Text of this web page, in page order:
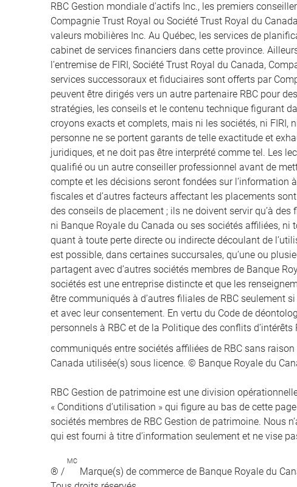
RBC Gestion mondiale d’actifs Inc., les premiers
Compagnie Trust Royal ou Société Trust Royal du
valeurs mobilières Inc. Au Québec, les services de
cabinet de services financiers dans cette province.
l’entremise de FIRI, Société Trust Royal du Canada,
services successoraux et fiduciaires sont offerts par
peuvent être dirigés vers un autre partenaire RBC pour
stratégies, les conseils et le contenu technique figurant
croyons exacts et complets, mais ni les sociétés, ni FIRI,
personne ne se portent garants de telle exactitude et
juridiques, et ne doit pas être interprété comme tel. Les
qualifié ou un autre conseiller professionnel avant de
compte et les décisions seront fondées sur l’information
fiscales et d’autres facteurs affectant les placements
des conseils de placement ; ils ne doivent servir qu’à
ni Banque Royale du Canada ou ses sociétés affiliées,
quant à toute perte directe ou indirecte découlant de
est possible, dans certaines succursales, qu’une ou
partagent avec d’autres sociétés membres de Banque
sociétés est une entreprise distincte et que les
être communiqués à d’autres filiales de RBC seulement
et avec leur consentement. En vertu du Code de
personnels à RBC et de la Politique des conflits
communiqués entre sociétés affiliées de RBC sans
Canada utilisée(s) sous licence. © Banque Royale du
RBC Gestion de patrimoine est une division
« Conditions d’utilisation » qui figure au bas de cette
sociétés membres de RBC Gestion de patrimoine. Nous
qui est fourni à titre d’information seulement et ne vise
® /
MC
Marque(s) de commerce de Banque Royale du